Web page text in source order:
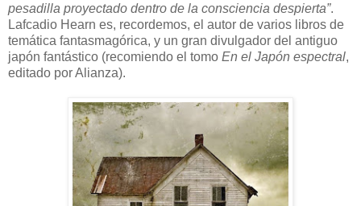
pesadilla proyectado dentro de la consciencia despierta”.
Lafcadio Hearn es, recordemos, el autor de varios libros de
temática fantasmagórica, y un gran divulgador del antiguo
japón fantástico (recomiendo el tomo En el Japón espectral,
editado por Alianza).